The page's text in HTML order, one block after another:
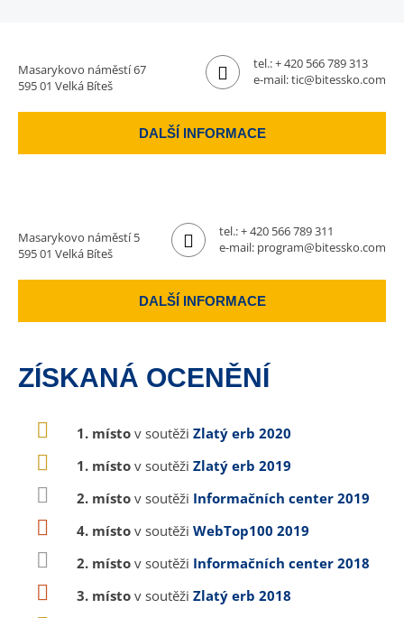
Masarykovo náměstí 67
595 01 Velká Bíteš
tel.:+ 420 566 789 313
e-mail:tic@bitessko.com
DALŠÍ INFORMACE
Masarykovo náměstí 5
595 01 Velká Bíteš
tel.:+ 420 566 789 311
e-mail: program@bitessko.com
DALŠÍ INFORMACE
ZÍSKANÁ OCENĚNÍ
1. místo v soutěži Zlatý erb 2020
1. místo v soutěži Zlatý erb 2019
2. místo v soutěži Informačních center 2019
4. místo v soutěži WebTop100 2019
2. místo v soutěži Informačních center 2018
3. místo v soutěži Zlatý erb 2018